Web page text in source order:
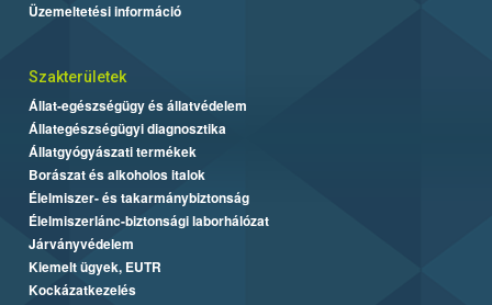
Üzemeltetési információ
Szakterületek
Állat-egészségügy és állatvédelem
Állategészségügyi diagnosztika
Állatgyógyászati termékek
Borászat és alkoholos italok
Élelmiszer- és takarmánybiztonság
Élelmiszerlánc-biztonsági laborhálózat
Járványvédelem
Kiemelt ügyek, EUTR
Kockázatkezelés